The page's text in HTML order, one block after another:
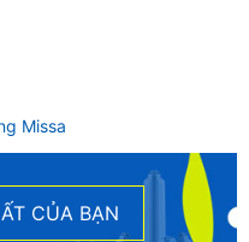
Missa
CỦA BẠN